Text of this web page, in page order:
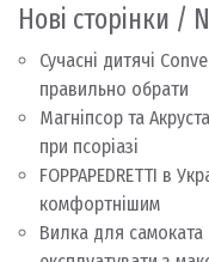
Нові сторінки /
Сучасні дитячі
правильно обрати
Магніпсор та
при псоріазі
FOPPAPEDRETTI в
комфортнішим
Вилка для